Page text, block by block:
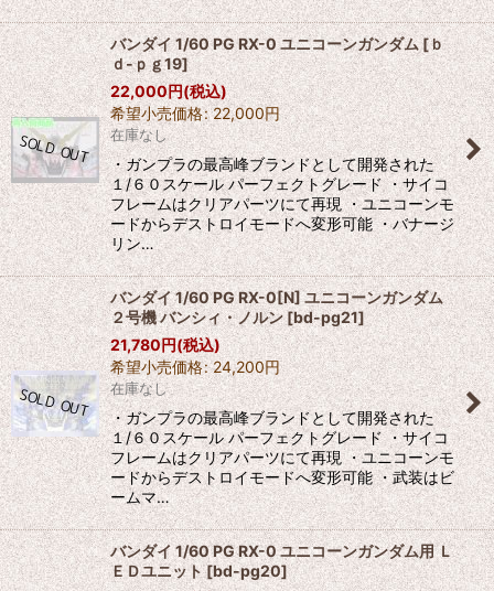
バンダイ 1/60 PG RX-0 ユニコーンガンダム [ｂ
ｄ-ｐｇ19]
22,000円(税込)
希望小売価格: 22,000円
在庫なし
・ガンプラの最高峰ブランドとして開発された
１/６０スケール パーフェクトグレード ・サイコ
フレームはクリアパーツにて再現 ・ユニコーンモ
ードからデストロイモードへ変形可能 ・バナージ
リン…
バンダイ 1/60 PG RX-0[N] ユニコーンガンダム
２号機 バンシィ・ノルン[bd-pg21]
21,780円(税込)
希望小売価格: 24,200円
在庫なし
・ガンプラの最高峰ブランドとして開発された
１/６０スケール パーフェクトグレード ・サイコ
フレームはクリアパーツにて再現 ・ユニコーンモ
ードからデストロイモードへ変形可能 ・武装はビ
ームマ…
バンダイ 1/60 PG RX-0 ユニコーンガンダム用 Ｌ
ＥＤユニット [bd-pg20]